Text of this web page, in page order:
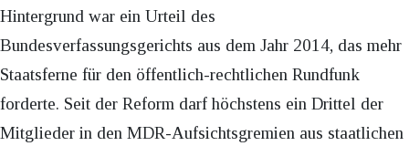
Hintergrund war ein Urteil des
Bundesverfassungsgerichts aus dem Jahr 2014, das mehr
Staatsferne für den öffentlich-rechtlichen Rundfunk
forderte. Seit der Reform darf höchstens ein Drittel der
Mitglieder in den MDR-Aufsichtsgremien aus staatlichen